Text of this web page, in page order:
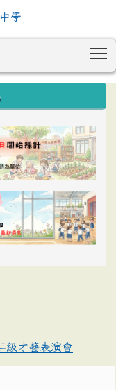
級才藝表演會